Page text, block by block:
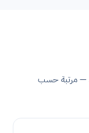
— مرتبة حسب